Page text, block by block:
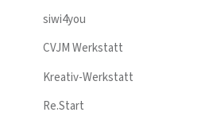
siwi4you
CVJM Werkstatt
Kreativ-Werkstatt
Re.Start